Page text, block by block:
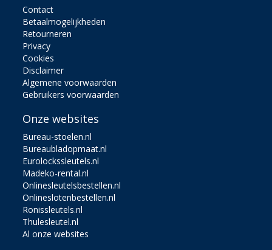
Contact
Betaalmogelijkheden
Retourneren
Privacy
Cookies
Disclaimer
Algemene voorwaarden
Gebruikers voorwaarden
Onze websites
Bureau-stoelen.nl
Bureaubladopmaat.nl
Eurolockssleutels.nl
Madeko-rental.nl
Onlinesleutelsbestellen.nl
Onlineslotenbestellen.nl
Ronissleutels.nl
Thulesleutel.nl
Al onze websites